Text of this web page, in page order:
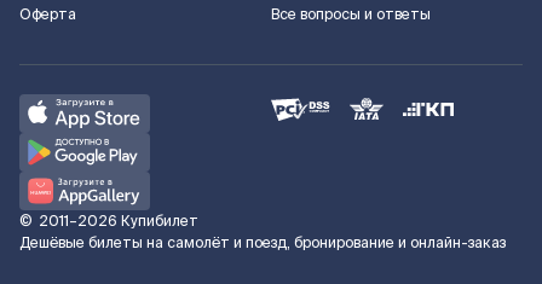
Оферта
Все вопросы и ответы
© 2011–2026 Купибилет
Дешёвые билеты на самолёт и поезд, бронирование и онлайн-заказ